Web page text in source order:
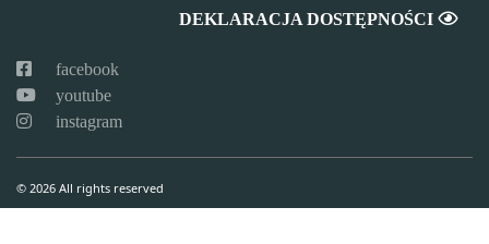
DEKLARACJA DOSTĘPNOŚCI
facebook
youtube
instagram
© 2026 All rights reserved